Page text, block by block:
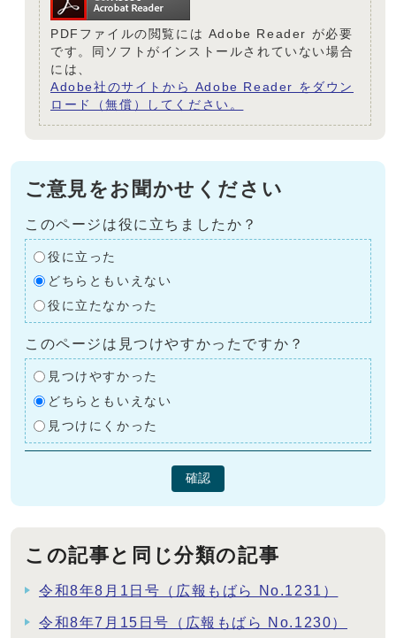
PDFファイルの閲覧には Adobe Reader が必要
です。同ソフトがインストールされていない場合
には、
Adobe社のサイトから Adobe Reader をダウン
ロード（無償）してください。
ご意見をお聞かせください
このページは役に立ちましたか？
役に立った
どちらともいえない
役に立たなかった
このページは見つけやすかったですか？
見つけやすかった
どちらともいえない
見つけにくかった
確認
この記事と同じ分類の記事
令和8年8月1日号（広報もばら No.1231）
令和8年7月15日号（広報もばら No.1230）